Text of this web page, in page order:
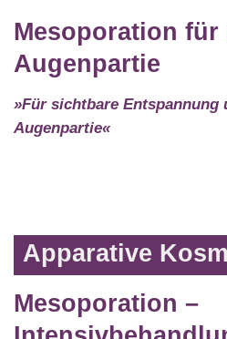
Mesoporation für
Augenpartie
»Für sichtbare Entspannung
Augenpartie«
Apparative
Mesoporation –